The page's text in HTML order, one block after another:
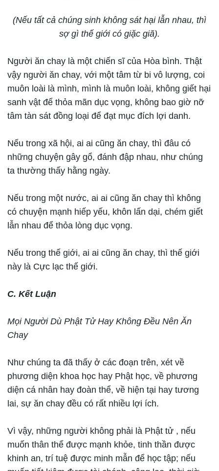
(Nếu tất cả chúng sinh không sát hại lẫn nhau, thì
sợ gì thế giới có giặc giã).
Người ăn chay là một chiến sĩ của Hòa bình. Thật
vậy người ăn chay, với một tâm từ bi vô lượng, coi
muôn loài là mình, mình là muôn loài, không giết hại
sanh vật để thỏa mãn dục vọng, không bao giờ nỡ
tâm tàn sát đồng loại để đạt mục đích lợi danh.
Nếu trong xã hội, ai ai cũng ăn chay, thì đâu có
những chuyện gây gổ, đánh đập nhau, như chúng
ta thường thấy hằng ngày.
Nếu trong một nước, ai ai cũng ăn chay thì không
có chuyện mạnh hiếp yếu, khôn lấn dại, chém giết
lẫn nhau để thỏa lòng dục vọng.
Nếu trong thế giới, ai ai cũng ăn chay, thì thế giới
này là Cực lạc thế giới.
C. Kết Luận
Mọi Người Dù Phật Tử Hay Không Đều Nên Ăn
Chay
Như chúng ta đã thấy ở các đoạn trên, xét về
phương diện khoa học hay Phật học, về phương
diện cá nhân hay đoàn thể, về hiện tại hay tương
lai, sự ăn chay đều có rất nhiều lợi ích.
Vì vậy, những người không phải là Phật tử , nếu
muốn thân thể được mạnh khỏe, tinh thần được
khinh an, trí tuệ được minh mẫn để học tập; nếu